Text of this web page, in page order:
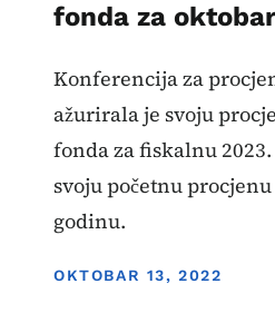
fonda za
Konferencija za
ažurirala je svoju
fonda za fiskalnu
svoju početnu
godinu.
DISPLAY DATE
OKTOBAR 13, 2022